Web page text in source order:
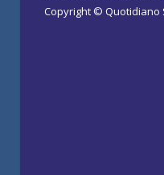
Copyright © Quotidiano